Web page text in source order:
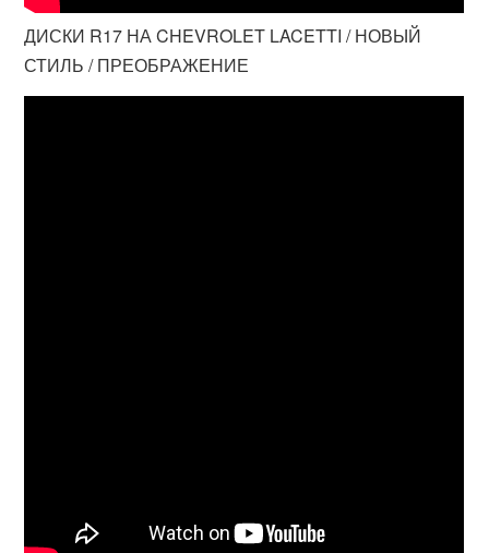
ДИСКИ R17 НА CHEVROLET LACETTI / НОВЫЙ
СТИЛЬ / ПРЕОБРАЖЕНИЕ